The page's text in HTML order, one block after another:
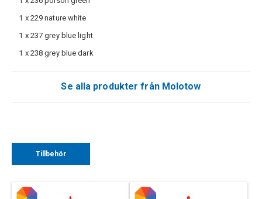
1 x 229 nature white
1 x 237 grey blue light
1 x 238 grey blue dark
Se alla produkter från Molotow
Tillbehör